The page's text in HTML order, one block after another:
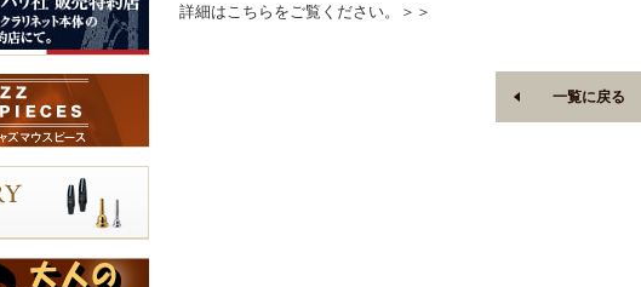
詳細はこちらをご覧ください。＞＞
一覧に戻る